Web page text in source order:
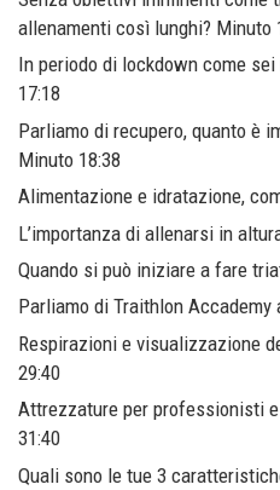
allenamenti così lunghi? Minuto
In periodo di lockdown come
17:18
Parliamo di recupero, quanto è
Minuto 18:38
Alimentazione e idratazione,
L’importanza di allenarsi in
Quando si può iniziare a fare
Parliamo di Traithlon Accademy
Respirazioni e visualizzazione
29:40
Attrezzature per professionisti
31:40
Quali sono le tue 3